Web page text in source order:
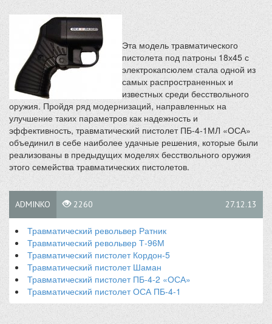
Эта модель травматического
пистолета под патроны 18х45 с
электрокапсюлем стала одной из
самых распространенных и
известных среди бесствольного
оружия. Пройдя ряд модернизаций, направленных на
улучшение таких параметров как надежность и
эффективность, травматический пистолет ПБ-4-1МЛ «ОСА»
объединил в себе наиболее удачные решения, которые были
реализованы в предыдущих моделях бесствольного оружия
этого семейства травматических пистолетов.
ADMINKO 2260 27.12.13
Травматический револьвер Ратник
Травматический револьвер Т-96М
Травматический пистолет Кордон-5
Травматический пистолет Шаман
Травматический пистолет ПБ-4-2 «ОСА»
Травматический пистолет ОСА ПБ-4-1